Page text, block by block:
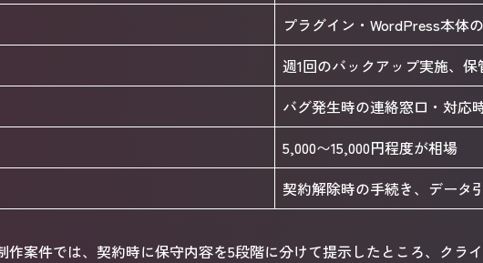
プラグイン・WordPress本体
週1回のバックアップ実施、保
バグ発生時の連絡窓口・対応
5,000〜15,000円程度が相場
契約解除時の手続き、データ
作案件では、契約時に保守内容を5段階に分けて提示したところ、クラ